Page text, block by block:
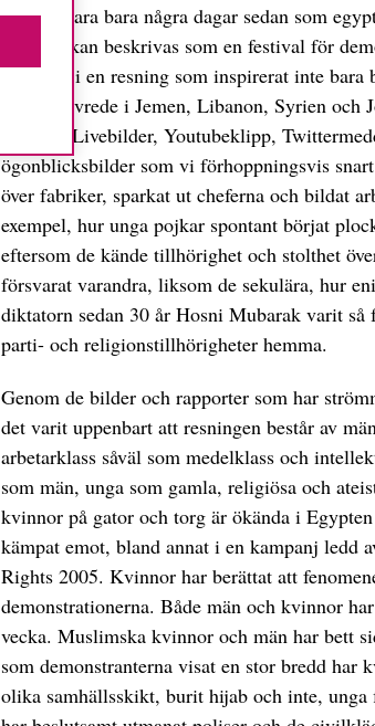
För det vara bara några dagar sedan som
närmast kan beskrivas som en festival för
förtryck, i en resning som inspirerat inte bara
dagar av vrede i Jemen, Libanon, Syrien
världen. Livebilder, Youtubeklipp,
ögonblicksbilder som vi förhoppningsvis
över fabriker, sparkat ut cheferna och bildat
exempel, hur unga pojkar spontant börjat
eftersom de kände tillhörighet och stolthet
försvarat varandra, liksom de sekulära, hur
diktatorn sedan 30 år Hosni Mubarak varit
parti- och religionstillhörigheter hemma.
Genom de bilder och rapporter som har
det varit uppenbart att resningen består av
arbetarklass såväl som medelklass och
som män, unga som gamla, religiösa och
kvinnor på gator och torg är ökända i
kämpat emot, bland annat i en kampanj ledd
Rights 2005. Kvinnor har berättat att
demonstrationerna. Både män och kvinnor
vecka. Muslimska kvinnor och män har bett
som demonstranterna visat en stor bredd
olika samhällsskikt, burit hijab och inte,